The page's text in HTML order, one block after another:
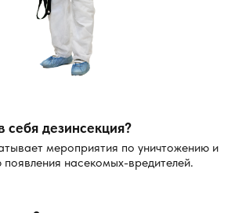
себя дезинсекция?
мероприятия по уничтожению и
насекомых-вредителей.